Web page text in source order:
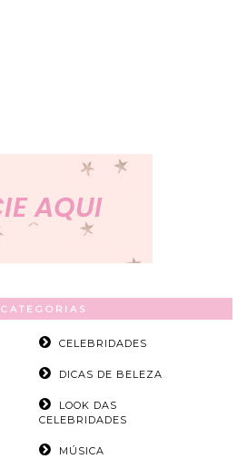
CATEGORIAS
CELEBRIDADES
DICAS DE BELEZA
LOOK DAS
CELEBRIDADES
MÚSICA